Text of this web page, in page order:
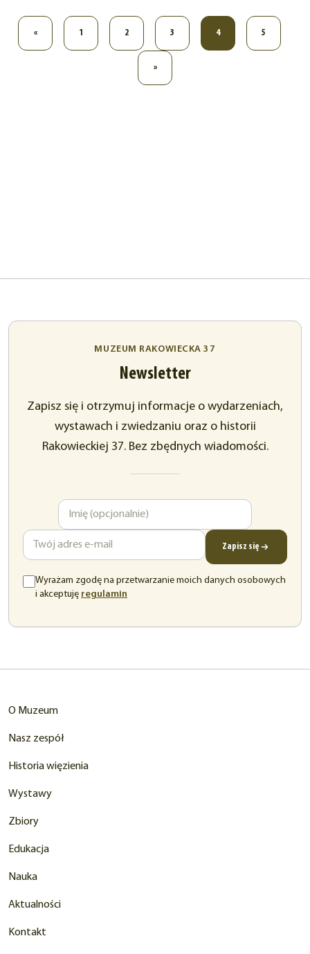
« 1 2 3 4 5
»
MUZEUM RAKOWIECKA 37
Newsletter
Zapisz się i otrzymuj informacje o wydarzeniach,
wystawach i zwiedzaniu oraz o historii
Rakowieckiej 37. Bez zbędnych wiadomości.
Zapisz się
Wyrażam zgodę na przetwarzanie moich danych osobowych
i akceptuję regulamin
O Muzeum
Nasz zespół
Historia więzienia
Wystawy
Zbiory
Edukacja
Nauka
Aktualności
Kontakt